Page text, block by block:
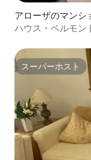
アローザのマンシ
ハウス・ベルモン
スーパーホスト
スーパーホスト